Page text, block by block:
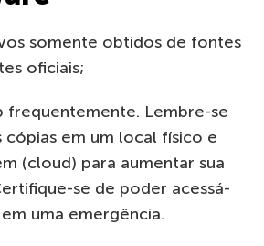
somente obtidos de fontes
oficiais;
frequentemente. Lembre-se
cópias em um local físico e
(cloud) para aumentar sua
se de poder acessá-
uma emergência.